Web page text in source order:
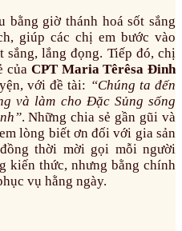
bằng giờ thánh hoá sốt sắng
giúp các chị em bước vào
lắng đọng. Tiếp đó, chị
của CPT Maria Têrêsa Đinh
với đề tài: “Chúng ta đến
và làm cho Đặc Sủng sống
. Những chia sẻ gần gũi và
lòng biết ơn đối với gia sản
thời mời gọi mỗi người
kiến thức, nhưng bằng chính
vụ hằng ngày.